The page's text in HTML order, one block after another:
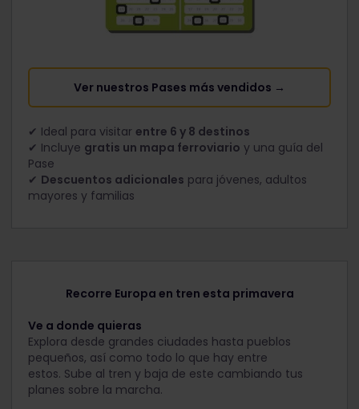
Ver nuestros Pases más vendidos →
✔ Ideal para visitar entre 6 y 8 destinos
✔ Incluye gratis un mapa ferroviario y una guía del
Pase
✔ Descuentos adicionales para jóvenes, adultos
mayores y familias
Recorre Europa en tren esta primavera
Ve a donde quieras
Explora desde grandes ciudades hasta pueblos
pequeños, así como todo lo que hay entre
estos. Sube al tren y baja de este cambiando tus
planes sobre la marcha.